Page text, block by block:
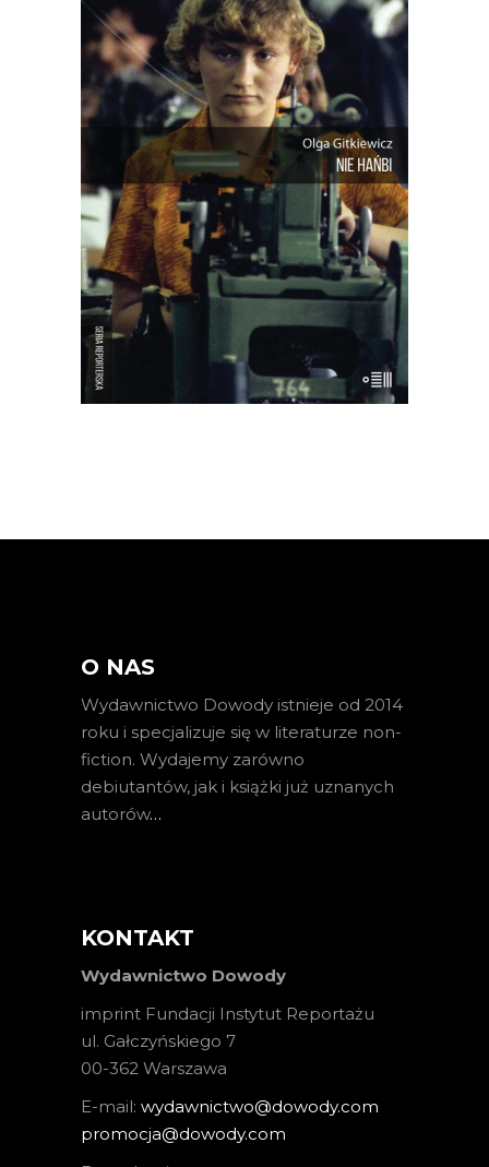
E-BOOK DO KOSZYKA
NIE HAŃBI
Reporterski obraz polskiego rynku pracy
– historycznie i dziś. Jak bardzo ten
rynek się zmienił od czasu, kiedy
chałupnicy przeszli z domowych
warsztatów do fabrycznych hal? I co to
znaczy nie pracować w świecie, w
którym ponoć nie pracuje tylko ten, kto
nie chce?
33.00zł 16.50zł
O NAS
Wydawnictwo Dowody istnieje od 2014
roku i specjalizuje się w literaturze non-
fiction. Wydajemy zarówno
debiutantów, jak i książki już uznanych
autorów…
KONTAKT
Wydawnictwo Dowody
imprint Fundacji Instytut Reportażu
ul. Gałczyńskiego 7
00-362 Warszawa
E-mail: wydawnictwo@dowody.com
promocja@dowody.com